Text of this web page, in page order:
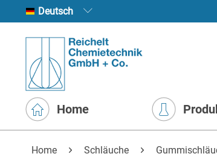
Deutsch
Home
Home Schläuche